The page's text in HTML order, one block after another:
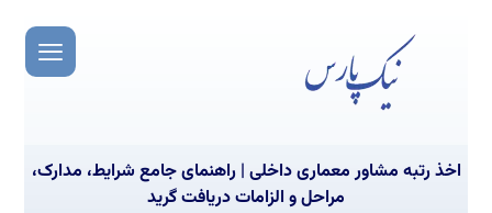
اخذ رتبه مشاور معماری داخلی | راهنمای جامع شرایط، مدارک،
مراحل و الزامات دریافت گرید